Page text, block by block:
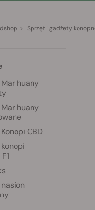
> Sprzęt i gadżety
CBD